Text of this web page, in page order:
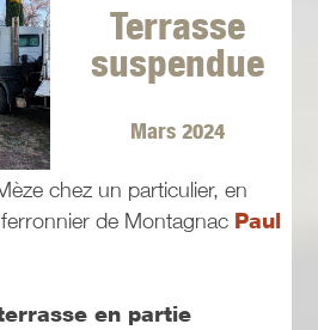
Terrasse
suspendue
Mars 2024
chez un particulier, en
de Montagnac Paul
en partie